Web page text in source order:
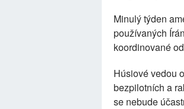
Minulý týden
používaných
koordinované
Húsiové vedou
bezpilotních a
se nebude